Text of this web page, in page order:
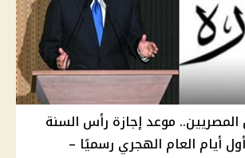
موعد إجازة رأس السنة
2025 وأول أيام العام الهجري رسميًا –